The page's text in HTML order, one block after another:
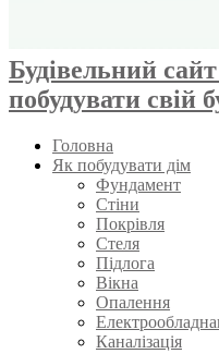
Будівельний
побудувати свій
Головна
Як побудувати дім
Фундамент
Стіни
Покрівля
Стеля
Підлога
Вікна
Опалення
Каналізація